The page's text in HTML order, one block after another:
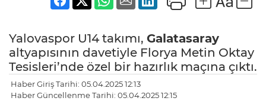
Yalovaspor U14 takımı, Galatasaray
altyapısının davetiyle Florya Metin Oktay
Tesisleri’nde özel bir hazırlık maçına çıktı.
Haber Giriş Tarihi: 05.04.2025 12:13
Haber Güncellenme Tarihi: 05.04.2025 12:15